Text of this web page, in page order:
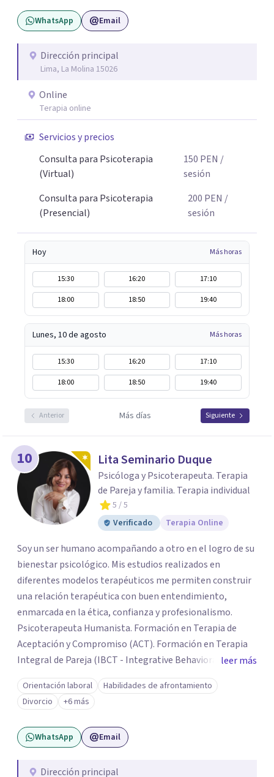
seguro y acogedor para explorar los obstáculos que se
presenten y alcanzar las metas. Estoy aquí para
conocer tu historia y apoyarte en el proceso de cambio.
WhatsApp Email
Dirección principal
Lima, La Molina 15026
Online
Terapia online
Servicios y precios
Consulta para Psicoterapia
(Virtual)
150 PEN /
sesión
Consulta para Psicoterapia
(Presencial)
200 PEN /
sesión
Hoy Más horas
15:30 16:20
17:10
18:00
18:50 19:40
Lunes, 10 de agosto Más horas
15:30 16:20
17:10
18:00
18:50 19:40
Anterior Más días Siguiente
10 Lita Seminario Duque
Psicóloga y Psicoterapeuta. Terapia
de Pareja y familia. Terapia individual
5 / 5
Verificado
Terapia Online
Soy un ser humano acompañando a otro en el logro de su
bienestar psicológico. Mis estudios realizados en
diferentes modelos terapéuticos me permiten construir
una relación terapéutica con buen entendimiento,
enmarcada en la ética, confianza y profesionalismo.
Psicoterapeuta Humanista. Formación en Terapia de
Aceptación y Compromiso (ACT). Formación en Terapia
Integral de Pareja (IBCT - Integrative Behavioral Couple
Therapy). Formación en Terapia de esquemas por CETEP.
Formación en Entrenamiento en Habilidades. Formación
en Análisis de la conducta. Formación en Terapia
Dialéctica Conductual - DBT. Formación en Terapia de
Familia y Pareja.
leer más
Orientación laboral
Habilidades de afrontamiento
Divorcio
+6 más
WhatsApp Email
Dirección principal